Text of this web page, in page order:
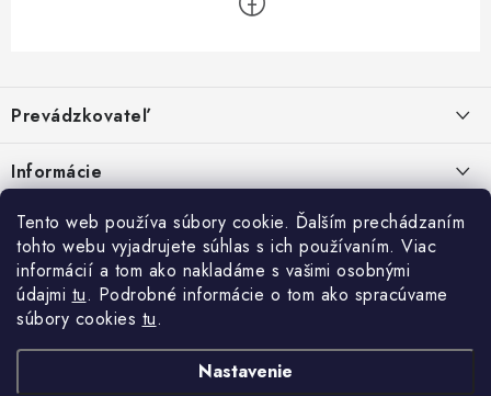
Tento web používa súbory cookie. Ďalším prechádzaním
tohto webu vyjadrujete súhlas s ich používaním. Viac
informácií a tom ako nakladáme s vašimi osobnými
údajmi tu. Podrobné informácie o tom ako spracúvame
súbory cookies tu.
Nastavenie
p
ä
t
Prevádzkovateľ
Malinová 49
IČO: 34670602
DIČ: 1020448297
IČ DPH: SK1020448297
Informácie
Kontakty
Doprava a platba
Obchodné podmienky
Facebook